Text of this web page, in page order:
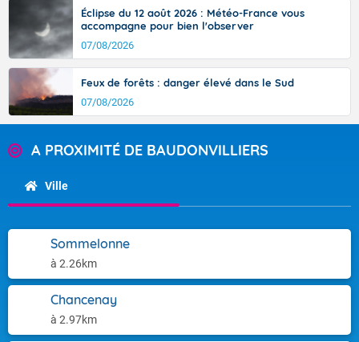
Éclipse du 12 août 2026 : Météo-France vous
accompagne pour bien l'observer
07/08/2026
Feux de forêts : danger élevé dans le Sud
07/08/2026
A PROXIMITÉ DE BAUDONVILLIERS
Ville
Sommelonne
à 2.26km
Chancenay
à 2.97km